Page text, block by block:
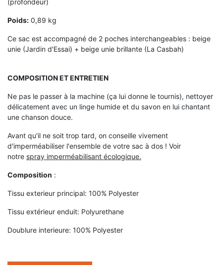
(profondeur)
Poids: 0,89 kg
Ce sac est accompagné de 2 poches interchangeables : beige
unie (Jardin d'Essai) + beige unie brillante (La Casbah)
COMPOSITION ET ENTRETIEN
Ne pas le passer à la machine (ça lui donne le tournis), nettoyer
délicatement avec un linge humide et du savon en lui chantant
une chanson douce.
Avant qu'il ne soit trop tard, on conseille vivement
d'imperméabiliser l'ensemble de votre sac à dos ! Voir
notre spray imperméabilisant écologique.
Composition :
Tissu exterieur principal: 100% Polyester
Tissu extérieur enduit: Polyurethane
Doublure interieure: 100% Polyester